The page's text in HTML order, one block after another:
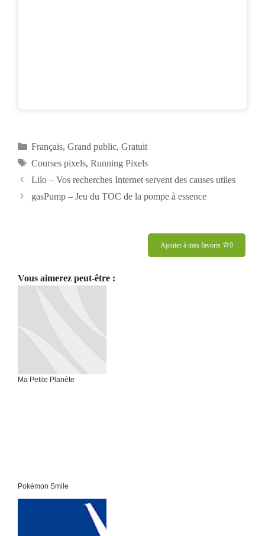
Catégories
Français, Grand public, Gratuit
Étiquettes
Courses pixels, Running Pixels
Navigation
des
Lilo – Vos recherches Internet servent des causes utiles
gasPump – Jeu du TOC de la pompe à essence
Ajouter à mes favoris 0
Vous aimerez peut-être :
Ma Petite Planète
Pokémon Smile